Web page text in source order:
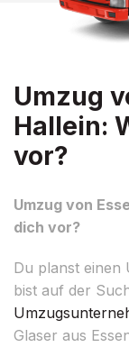
Umzug
Hallein:
vor?
Umzug von
dich vor?
Du planst einen
bist auf der
Glaser aus